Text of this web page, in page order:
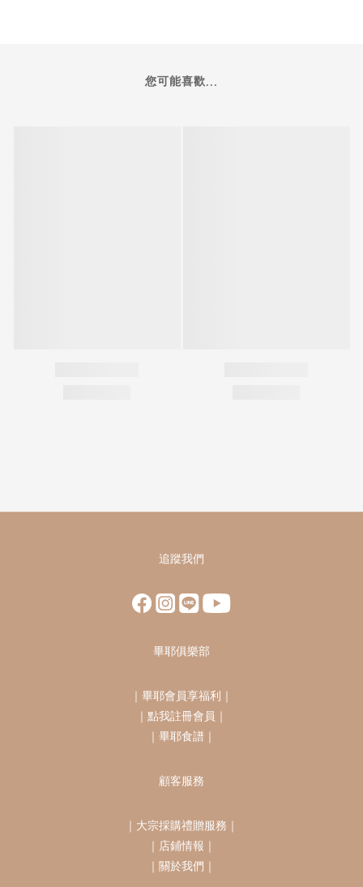
您可能喜歡...
追蹤我們
畢耶俱樂部
｜ 畢耶會員享福利 ｜
｜ 點我註冊會員 ｜
｜ 畢耶食譜 ｜
顧客服務
｜ 大宗採購禮贈服務 ｜
｜ 店鋪情報 ｜
｜ 關於我們 ｜